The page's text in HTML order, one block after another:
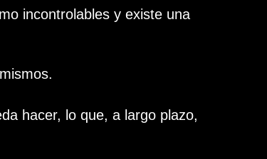
incontrolables y existe una
hacer, lo que, a largo plazo,